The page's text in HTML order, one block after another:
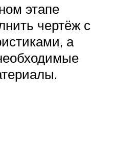
этапе
чертёж с
а